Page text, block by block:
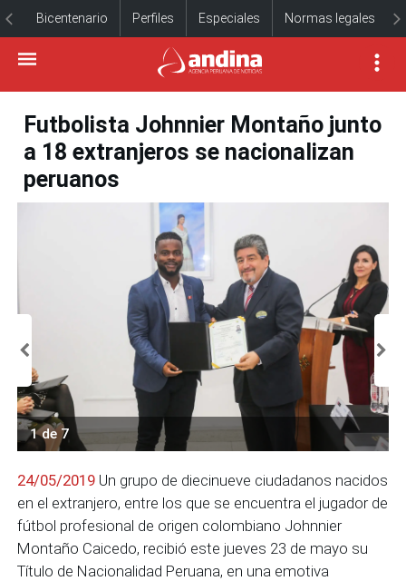
Bicentenario Perfiles Especiales Normas legales
Futbolista Johnnier Montaño junto
a 18 extranjeros se nacionalizan
peruanos
1 de 7
24/05/2019 Un grupo de diecinueve ciudadanos nacidos
en el extranjero, entre los que se encuentra el jugador de
fútbol profesional de origen colombiano Johnnier
Montaño Caicedo, recibió este jueves 23 de mayo su
Título de Nacionalidad Peruana, en una emotiva